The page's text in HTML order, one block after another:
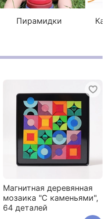
Пирамидки
Магнитная деревянная
мозаика "С каменьями",
64 деталей